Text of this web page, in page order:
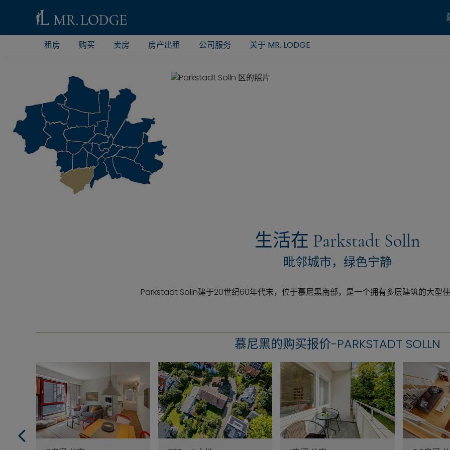
租房 购买 卖房 房产出租 公司服务 关于 MR. LODGE
生活在 Parkstadt Solln
毗邻城市，绿色宁静
Parkstadt Solln建于20世纪60年代末，位于慕尼黑南部，是一个拥有多层建筑的大型
慕尼黑的购买报价-PARKSTADT SOLLN